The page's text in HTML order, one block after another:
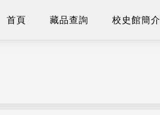
首頁 藏品查詢 校史館簡介